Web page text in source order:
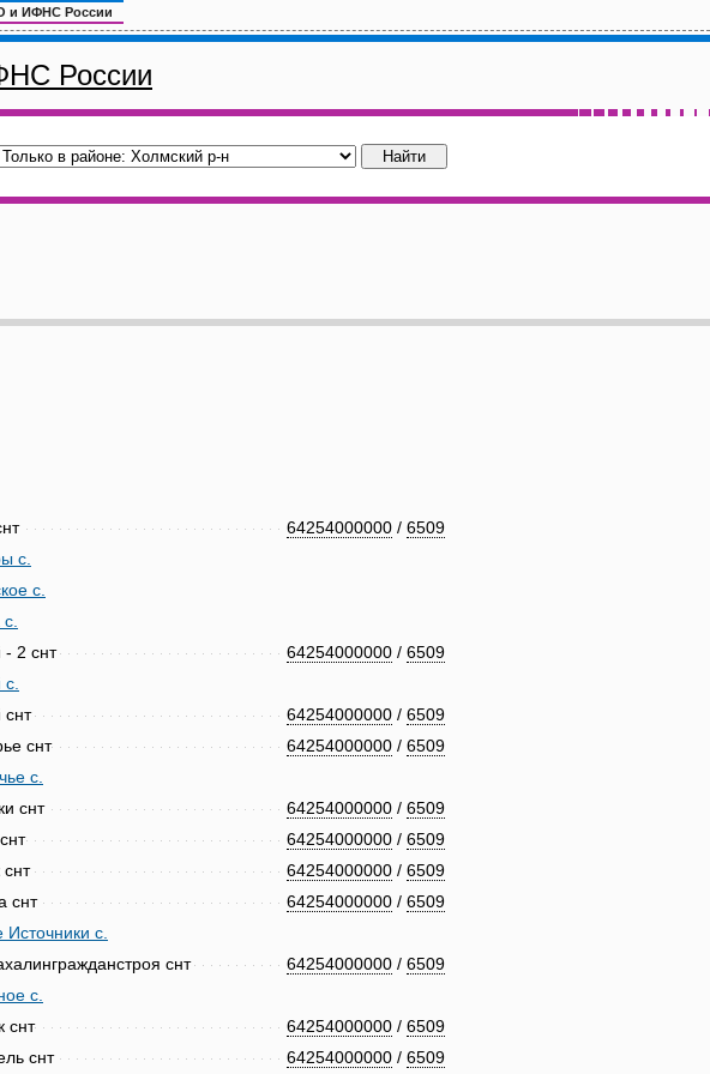
и ИФНС России
России
64254000000 / 6509
с.
с.
64254000000 / 6509
2 снт
64254000000 / 6509
64254000000 / 6509
снт
с.
64254000000 / 6509
снт
64254000000 / 6509
64254000000 / 6509
64254000000 / 6509
снт
с.
64254000000 / 6509
снт
с.
64254000000 / 6509
снт
64254000000 / 6509
снт